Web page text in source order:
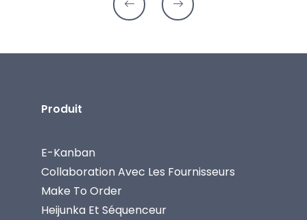
Produit
E-Kanban
Collaboration Avec Les Fournisseurs
Make To Order
Heijunka Et Séquenceur